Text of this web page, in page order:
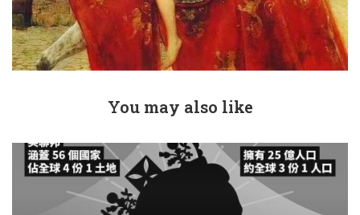
You may also like